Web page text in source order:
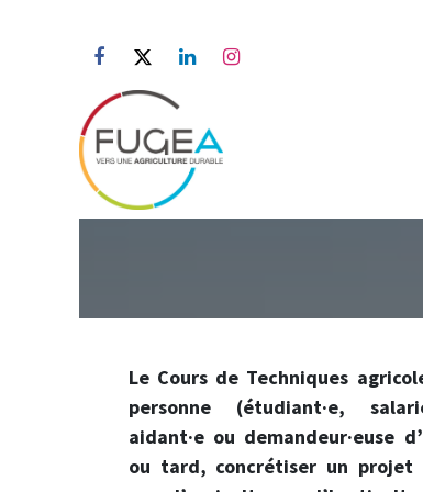
Se rendre au contenu
Le Cours de Techniques
personne (étudiant·e,
aidant·e ou demandeur·euse
ou tard, concrétiser un projet